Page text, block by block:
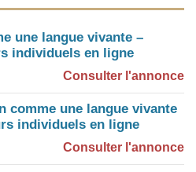
une langue vivante –
individuels en ligne
Consulter l'annonce
comme une langue vivante
individuels en ligne
Consulter l'annonce